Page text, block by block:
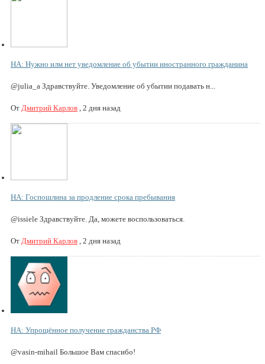
НА: Нужно илм нет уведомление об убытии иностранного гражданина
@julia_a Здравствуйте. Уведомление об убытии подавать н...
От Дмитрий Карлов 2 дня назад
НА: Госпошлина за продление срока пребывания
@issiele Здравствуйте. Да, можете воспользоваться.
От Дмитрий Карлов 2 дня назад
НА: Упрощённое получение гражданства РФ
@vasin-mihail Большое Вам спасибо!